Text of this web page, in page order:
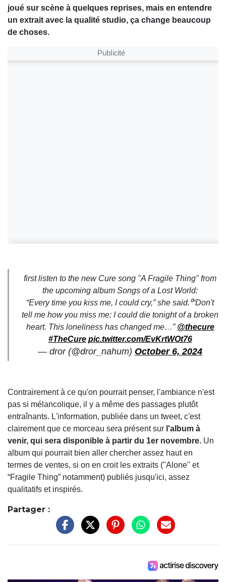
joué sur scène à quelques reprises, mais en entendre
un extrait avec la qualité studio, ça change beaucoup
de choses.
Publicité
first listen to the new Cure song "A Fragile Thing" from
the upcoming album Songs of a Lost World:
“Every time you kiss me, I could cry,” she said.⁰“Don't
tell me how you miss me; I could die tonight of a broken
heart. This loneliness has changed me…” @thecure
#TheCure pic.twitter.com/EvKrtWOt76
— dror (@dror_nahum) October 6, 2024
Contrairement à ce qu'on pourrait penser, l'ambiance n'est
pas si mélancolique, il y a même des passages plutôt
entraînants. L'information, publiée dans un tweet, c'est
clairement que ce morceau sera présent sur l'album à
venir, qui sera disponible à partir du 1er novembre. Un
album qui pourrait bien aller chercher assez haut en
termes de ventes, si on en croit les extraits ("Alone" et
“Fragile Thing” notamment) publiés jusqu'ici, assez
qualitatifs et inspirés.
Partager :